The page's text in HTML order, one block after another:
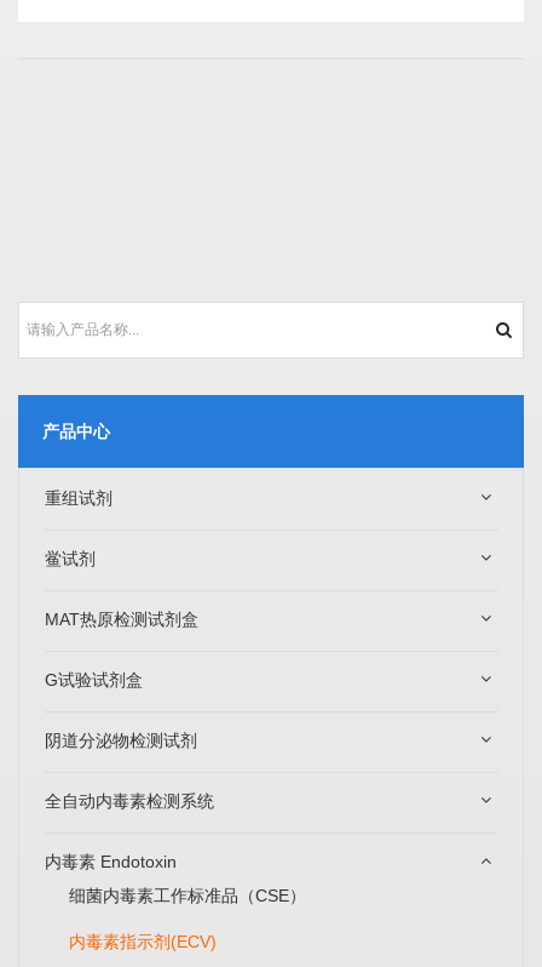
产品中心
重组试剂
鲎试剂
MAT热原检测试剂盒
G试验试剂盒
阴道分泌物检测试剂
全自动内毒素检测系统
内毒素 Endotoxin
细菌内毒素工作标准品（CSE）
内毒素指示剂(ECV)